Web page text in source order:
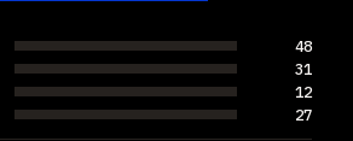
48
31
12
27